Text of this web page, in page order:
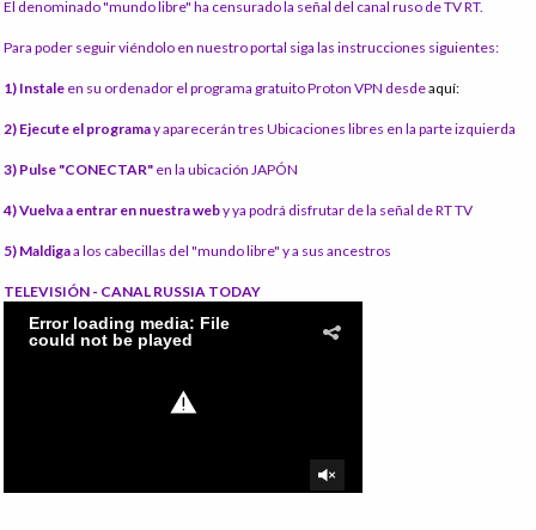
El denominado "mundo libre" ha censurado la señal del canal ruso de TV RT.
Para poder seguir viéndolo en nuestro portal siga las instrucciones siguientes:
1) Instale en su ordenador el programa gratuito Proton VPN desdeaquí:
2) Ejecute el programay aparecerán tres Ubicaciones libres en la parte izquierda
3) Pulse "CONECTAR" en la ubicación JAPÓN
4) Vuelva a entrar en nuestra weby ya podrá disfrutar de la señal de RT TV
5) Maldigaa los cabecillas del "mundo libre" y a sus ancestros
TELEVISIÓN - CANAL RUSSIA TODAY